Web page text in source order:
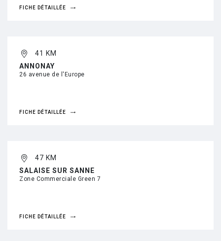
FICHE DÉTAILLÉE
41 KM
ANNONAY
26 avenue de l'Europe
FICHE DÉTAILLÉE
47 KM
SALAISE SUR SANNE
Zone Commerciale Green 7
FICHE DÉTAILLÉE